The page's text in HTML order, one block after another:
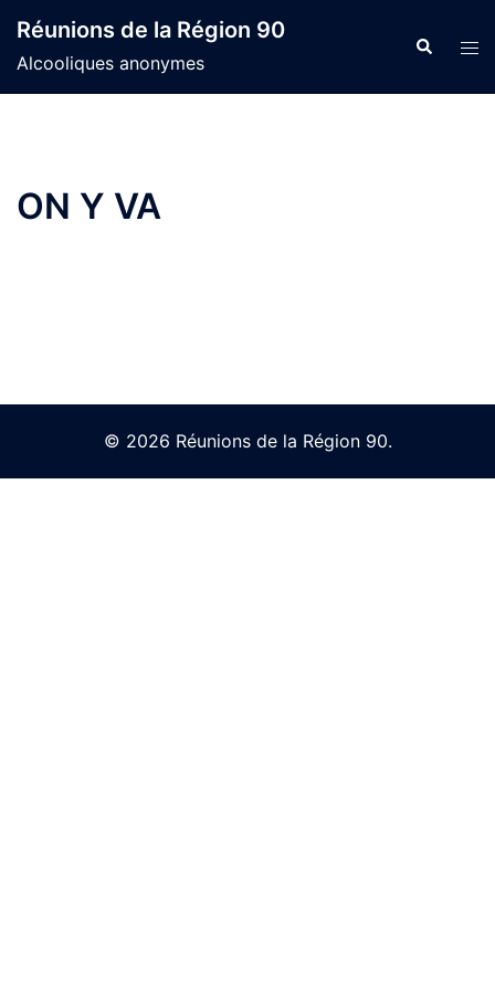
content
Réunions de la Région 90
Alcooliques anonymes
Search
ON Y VA
© 2026 Réunions de la Région 90.